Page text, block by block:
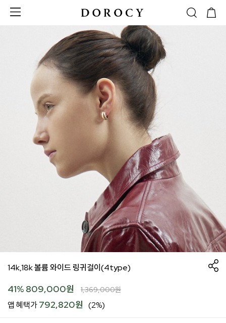
14k,18k 볼륨 와이드 링귀걸이(4type)
41% 809,000원 1,369,000원
앱 혜택가792,820원 (2%)